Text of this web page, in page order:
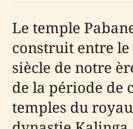
Le temple
construit entre le
siècle de notre
de la période de
temples du